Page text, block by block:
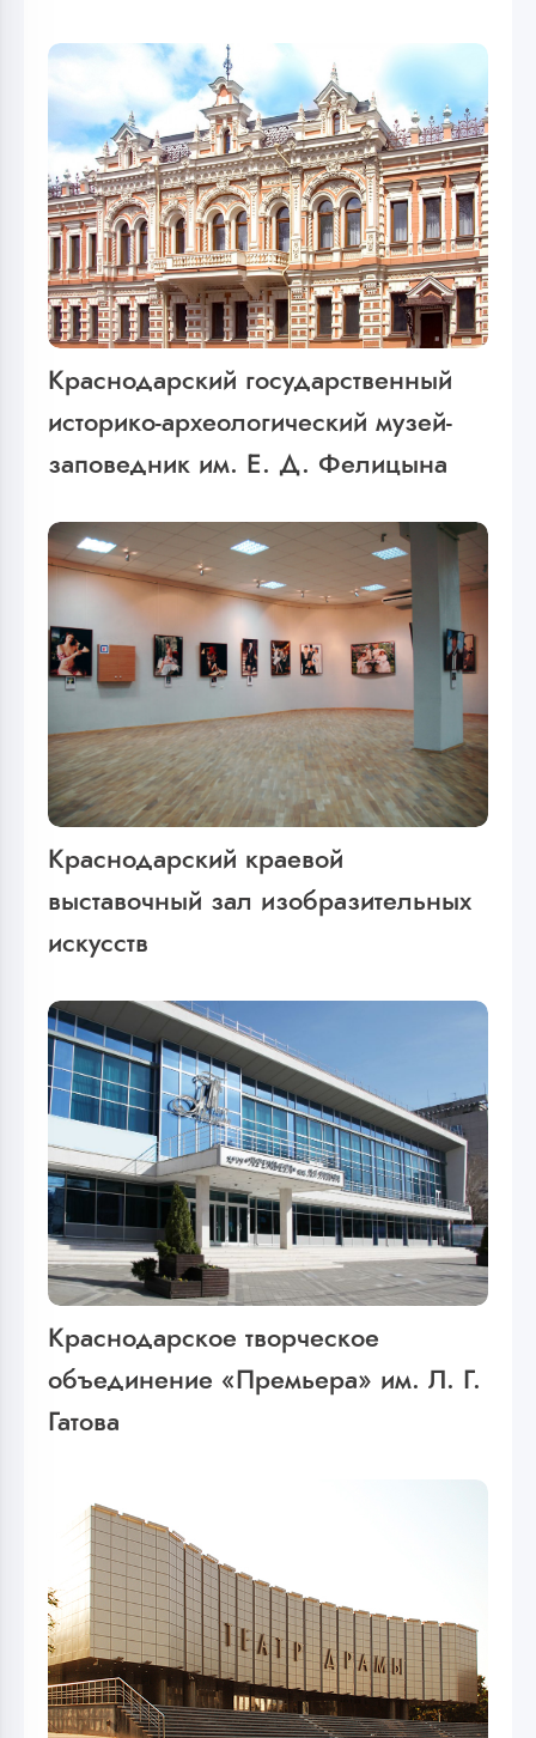
Краснодарский государственный
историко-археологический музей-
заповедник им. Е. Д. Фелицына
Краснодарский краевой
выставочный зал изобразительных
искусств
Краснодарское творческое
объединение «Премьера» им. Л. Г.
Гатова